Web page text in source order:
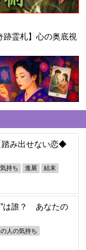
霊札】心の奥底視
踏み出せない恋◆
持ち 進展 結末
”は誰？ あなたの
の人の気持ち